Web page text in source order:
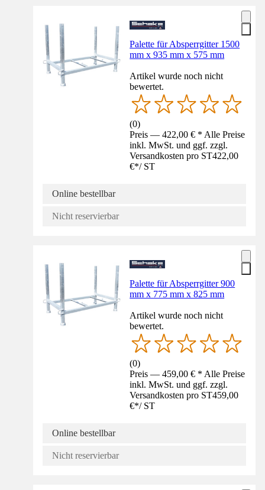
Palette für Absperrgitter 1500
mm x 935 mm x 575 mm
Artikel wurde noch nicht
bewertet.
(0)
Preis — 422,00 € * Alle Preise
inkl. MwSt. und ggf. zzgl.
Versandkosten pro ST422,00
€*/ ST
Online bestellbar
Nicht reservierbar
Palette für Absperrgitter 900
mm x 775 mm x 825 mm
Artikel wurde noch nicht
bewertet.
(0)
Preis — 459,00 € * Alle Preise
inkl. MwSt. und ggf. zzgl.
Versandkosten pro ST459,00
€*/ ST
Online bestellbar
Nicht reservierbar